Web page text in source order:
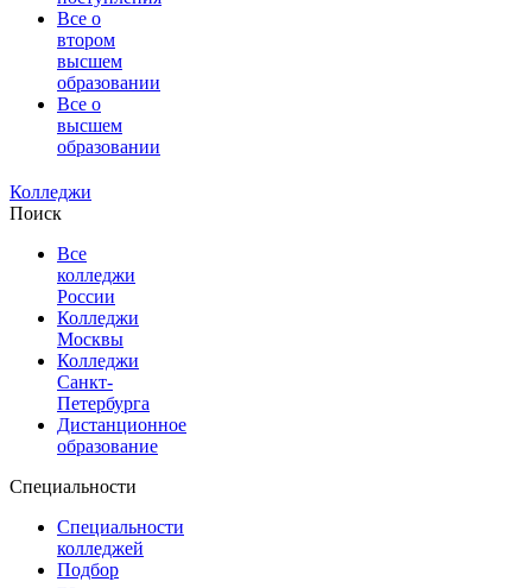
Все о
втором
высшем
образовании
Все о
высшем
образовании
Колледжи
Поиск
Все
колледжи
России
Колледжи
Москвы
Колледжи
Санкт-
Петербурга
Дистанционное
образование
Специальности
Специальности
колледжей
Подбор